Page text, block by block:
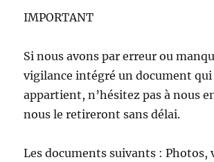
IMPORTANT
Si nous avons par erreur ou
vigilance intégré un document qui
appartient, n’hésitez pas à nous
nous le retireront sans délai.
Les documents suivants : Photos,